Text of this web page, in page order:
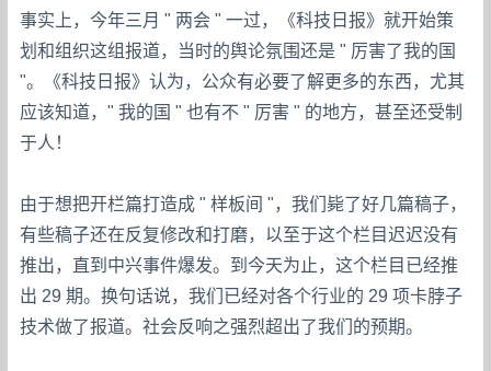
事实上，今年三月 " 两会 " 一过，《科技日报》就开始策
划和组织这组报道，当时的舆论氛围还是 " 厉害了我的国
"。《科技日报》认为，公众有必要了解更多的东西，尤其
应该知道，" 我的国 " 也有不 " 厉害 " 的地方，甚至还受制
于人！
由于想把开栏篇打造成 " 样板间 "，我们毙了好几篇稿子，
有些稿子还在反复修改和打磨，以至于这个栏目迟迟没有
推出，直到中兴事件爆发。到今天为止，这个栏目已经推
出 29 期。换句话说，我们已经对各个行业的 29 项卡脖子
技术做了报道。社会反响之强烈超出了我们的预期。